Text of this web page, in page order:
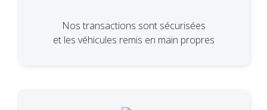
Nos transactions sont sécurisées
et les véhicules remis en main propres